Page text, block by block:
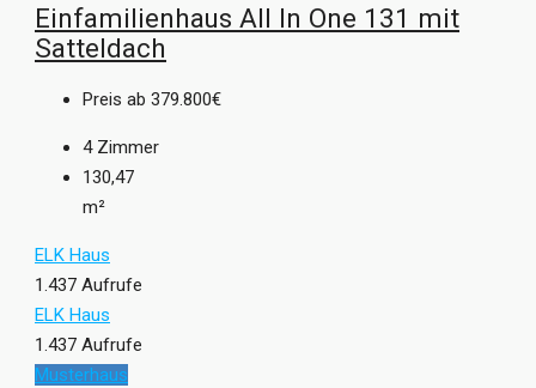
Einfamilienhaus All In One 131 mit
Satteldach
Preis ab 379.800€
4 Zimmer
130,47
m²
ELK Haus
1.437 Aufrufe
ELK Haus
1.437 Aufrufe
Musterhaus